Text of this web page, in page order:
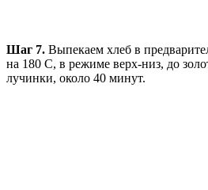
Шаг 7. Выпекаем хлеб в
на 180 С, в режиме верх-низ, до
лучинки, около 40 минут.